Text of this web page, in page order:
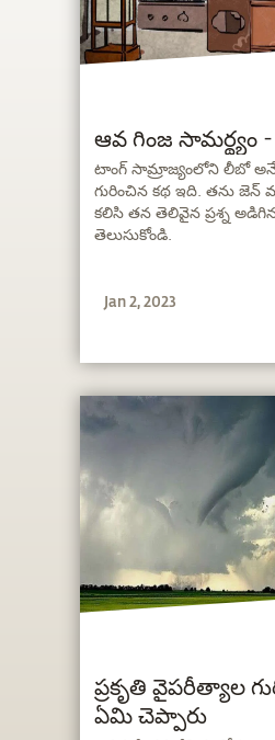
ఆవ గింజ సామర్థ్యం
టాంగ్ సామ్రాజ్యంలోని లీబో అనే
గురించిన కథ ఇది. తను జెన్
కలిసి తన తెలివైన ప్రశ్న
తెలుసుకోండి.
Jan 2, 2023
ప్రకృతి వైపరీత్యాల
ఏమి చెప్పారు